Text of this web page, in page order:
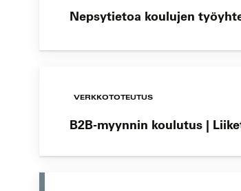
Nepsytietoa koulujen
VERKKOTOTEUTUS
B2B-myynnin koulutus |